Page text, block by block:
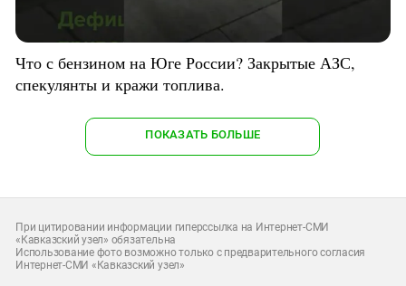
Что с бензином на Юге России? Закрытые АЗС,
спекулянты и кражи топлива.
ПОКАЗАТЬ БОЛЬШЕ
При цитировании информации гиперссылка на Интернет-СМИ
«Кавказский узел» обязательна
Использование фото возможно только с предварительного согласия
Интернет-СМИ «Кавказский узел»